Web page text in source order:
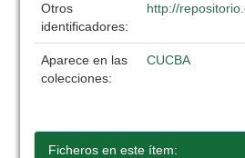
Otros
identificadores:
http://
Aparece en las
colecciones:
CUCBA
Ficheros en este ítem: